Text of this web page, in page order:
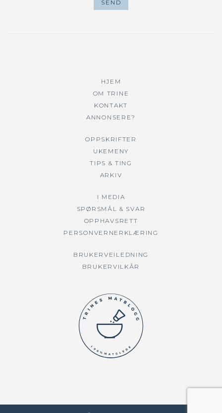
HJEM
OM TRINE
KONTAKT
ANNONSERE?
OPPSKRIFTER
UKEMENY
TIPS & TING
ARKIV
I MEDIA
SPØRSMÅL & SVAR
OPPHAVSRETT
PERSONVERNERKLÆRING
BRUKERVEILEDNING
BRUKERVILKÅR